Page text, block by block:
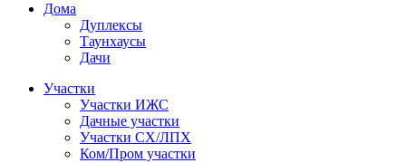
Дома
Дуплексы
Таунхаусы
Дачи
Участки
Участки ИЖС
Дачные участки
Участки СХ/ЛПХ
Ком/Пром участки